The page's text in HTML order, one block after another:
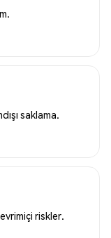
saklama.
riskler.